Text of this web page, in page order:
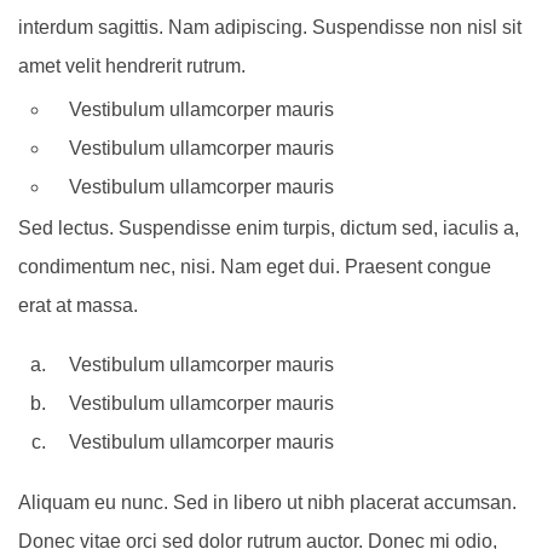
interdum sagittis. Nam adipiscing. Suspendisse non nisl sit
amet velit hendrerit rutrum.
Vestibulum ullamcorper mauris
Vestibulum ullamcorper mauris
Vestibulum ullamcorper mauris
Sed lectus. Suspendisse enim turpis, dictum sed, iaculis a,
condimentum nec, nisi. Nam eget dui. Praesent congue
erat at massa.
Vestibulum ullamcorper mauris
Vestibulum ullamcorper mauris
Vestibulum ullamcorper mauris
Aliquam eu nunc. Sed in libero ut nibh placerat accumsan.
Donec vitae orci sed dolor rutrum auctor. Donec mi odio,